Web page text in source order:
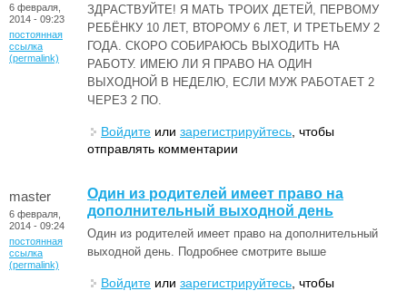
6 февраля,
2014 - 09:23
постоянная
ссылка
(permalink)
ЗДРАСТВУЙТЕ! Я МАТЬ ТРОИХ ДЕТЕЙ, ПЕРВОМУ
РЕБЁНКУ 10 ЛЕТ, ВТОРОМУ 6 ЛЕТ, И ТРЕТЬЕМУ 2
ГОДА. СКОРО СОБИРАЮСЬ ВЫХОДИТЬ НА
РАБОТУ. ИМЕЮ ЛИ Я ПРАВО НА ОДИН
ВЫХОДНОЙ В НЕДЕЛЮ, ЕСЛИ МУЖ РАБОТАЕТ 2
ЧЕРЕЗ 2 ПО.
Войдите или зарегистрируйтесь , чтобы
отправлять комментарии
master
6 февраля,
2014 - 09:24
постоянная
ссылка
(permalink)
Один из родителей имеет право на
дополнительный выходной день
Один из родителей имеет право на дополнительный
выходной день. Подробнее смотрите выше
Войдите или зарегистрируйтесь , чтобы